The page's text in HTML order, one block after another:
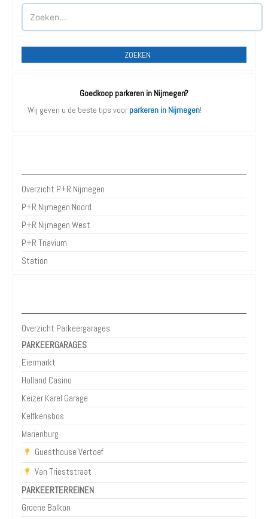
ZOEKEN
Goedkoop parkeren in Nijmegen?
Wij geven u de beste tips voor parkeren in Nijmegen!
Overzicht P+R Nijmegen
P+R Nijmegen Noord
P+R Nijmegen West
P+R Triavium
Station
Overzicht Parkeergarages
PARKEERGARAGES
Eiermarkt
Holland Casino
Keizer Karel Garage
Kelfkensbos
Marienburg
Guesthouse Vertoef
Van Trieststraat
PARKEERTERREINEN
Groene Balkon